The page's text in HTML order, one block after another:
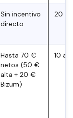
Sin incentivo
directo
20
Hasta 70 €
netos (50 €
alta + 20 €
Bizum)
10